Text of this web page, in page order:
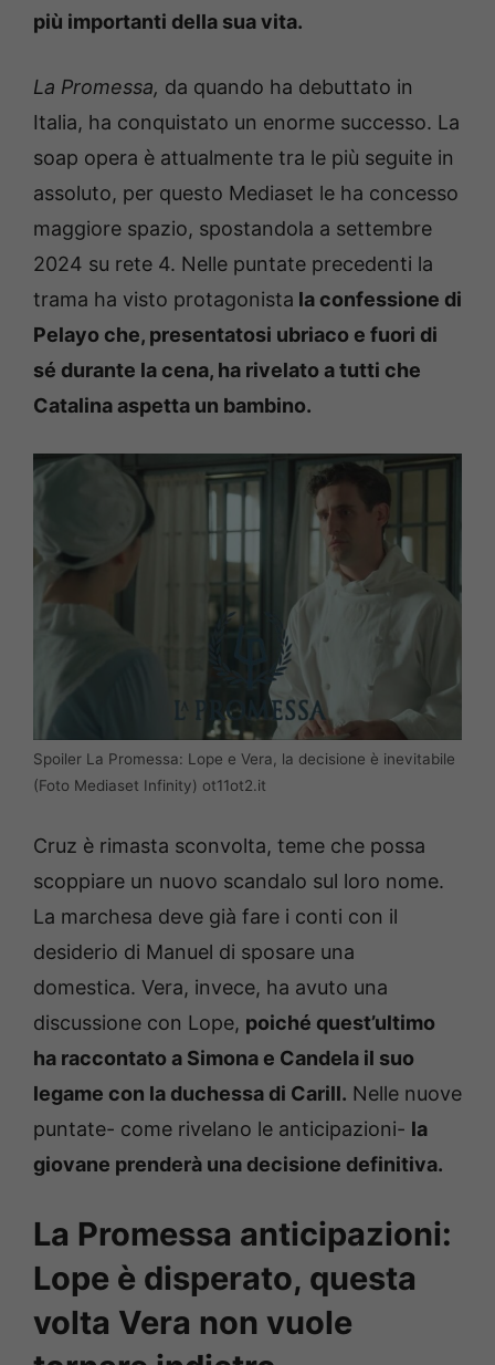
più importanti della sua vita.
La Promessa, da quando ha debuttato in
Italia, ha conquistato un enorme successo. La
soap opera è attualmente tra le più seguite in
assoluto, per questo Mediaset le ha concesso
maggiore spazio, spostandola a settembre
2024 su rete 4. Nelle puntate precedenti la
trama ha visto protagonista la confessione di
Pelayo che, presentatosi ubriaco e fuori di
sé durante la cena, ha rivelato a tutti che
Catalina aspetta un bambino.
Spoiler La Promessa: Lope e Vera, la decisione è inevitabile
(Foto Mediaset Infinity) ot11ot2.it
Cruz è rimasta sconvolta, teme che possa
scoppiare un nuovo scandalo sul loro nome.
La marchesa deve già fare i conti con il
desiderio di Manuel di sposare una
domestica. Vera, invece, ha avuto una
discussione con Lope, poiché quest’ultimo
ha raccontato a Simona e Candela il suo
legame con la duchessa di Carill. Nelle nuove
puntate- come rivelano le anticipazioni- la
giovane prenderà una decisione definitiva.
La Promessa anticipazioni:
Lope è disperato, questa
volta Vera non vuole